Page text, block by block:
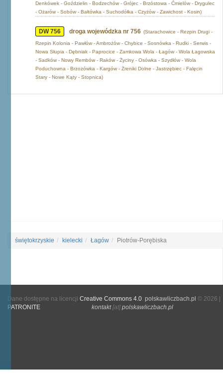
Denkówek - Goździelin - Bodzechów - Grójec - Brzóstowa - Ćmielów - Drygulec
- Ożarów - Sobów - Bałtówka - Suchodółka - Czyżów - Zawichost - Kosin)
DW 756 droga wojewódzka nr 756 (Starachowice - Rezpin Drugi -
Rzepin Kolonia - Pawłów - Ambrożów - Chybice - Sosnówka - Rudki - Serwis -
Nowa Słupia - Dębniak - Paprocice - Zamkowa Wola - Łagów - Wola Łagowska
- Sadków - Nowy Rembów - Raków - Życiny - Osówka - Szydłów - Wola
Poduchowna - Brzozówka - Kargów - Żreniki Dolne - Jastrzębiec - Falęcin
Stary - Nowe Kąty - Stopnica)
świętokrzyskie kielecki Łagów Piotrów-Porębiska
Dane dostępne na licencji Creative Commons 4.0. polskawliczbach.pl © 2026 |
PATRONITE
kontakt[at]polskawliczbach.pl